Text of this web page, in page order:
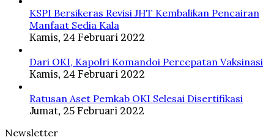
KSPI Bersikeras Revisi JHT Kembalikan Pencairan
Manfaat Sedia Kala
Kamis, 24 Februari 2022
Dari OKI, Kapolri Komandoi Percepatan Vaksinasi
Kamis, 24 Februari 2022
Ratusan Aset Pemkab OKI Selesai Disertifikasi
Jumat, 25 Februari 2022
Newsletter